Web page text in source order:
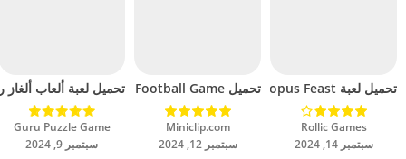
تحميل لعبة Octopus Feast مهكرة للاندرويد 2024
Rollic Games‏
سبتمبر 14, 2024
تحميل Soccer Hero PvP Football Game مهكرة للاندرويد 2024
Miniclip.com‏
سبتمبر 12, 2024
تحميل لعبة ألعاب ألغاز
Guru Puzzle Game‏
سبتمبر 9, 2024